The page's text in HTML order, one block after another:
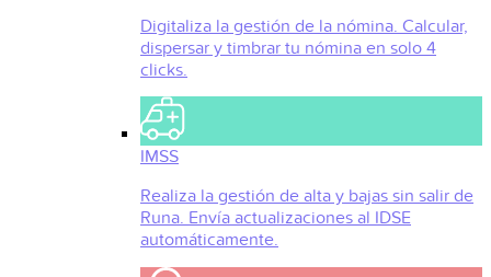
Digitaliza la gestión de la nómina. Calcular,
dispersar y timbrar tu nómina en solo 4
clicks.
IMSS
Realiza la gestión de alta y bajas sin salir de
Runa. Envía actualizaciones al IDSE
automáticamente.